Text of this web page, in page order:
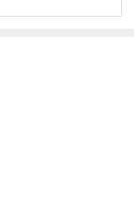
근하기 쉬운 대표작으로
리가 매일 살아내면서
신념, 전통, 이상, 비교.
은 생각이 과거를 끌어
할 수록 두려움은 깊어진
대해 내가 쌓아온 이미